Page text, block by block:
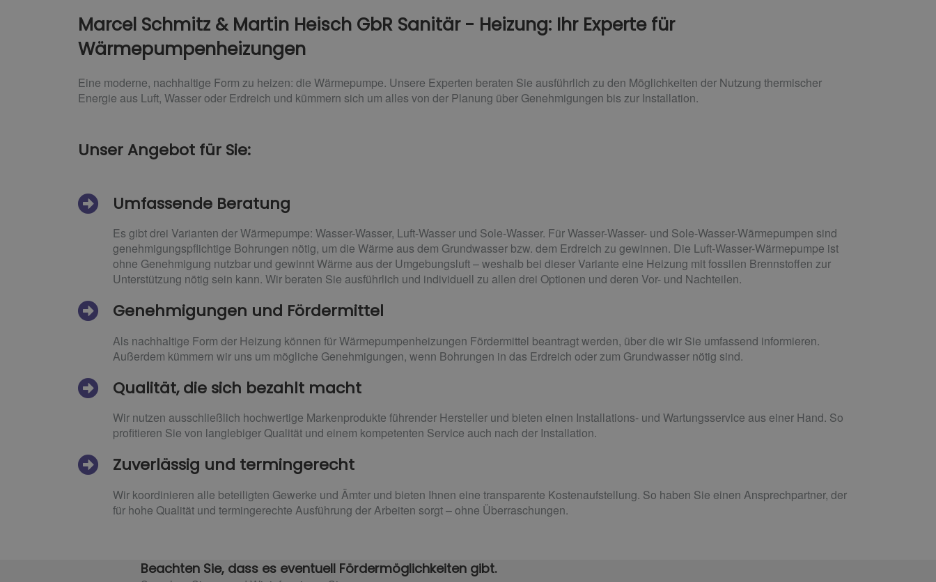
Marcel Schmitz & Martin Heisch GbR Sanitär - Heizung: Ihr Experte für
Wärmepumpenheizungen
Eine moderne, nachhaltige Form zu heizen: die Wärmepumpe. Unsere Experten beraten Sie ausführlich zu den Möglichkeiten der Nutzung thermischer
Energie aus Luft, Wasser oder Erdreich und kümmern sich um alles von der Planung über Genehmigungen bis zur Installation.
Unser Angebot für Sie:
Umfassende Beratung
Es gibt drei Varianten der Wärmepumpe: Wasser-Wasser, Luft-Wasser und Sole-Wasser. Für Wasser-Wasser- und Sole-Wasser-Wärmepumpen sind
genehmigungspflichtige Bohrungen nötig, um die Wärme aus dem Grundwasser bzw. dem Erdreich zu gewinnen. Die Luft-Wasser-Wärmepumpe ist
ohne Genehmigung nutzbar und gewinnt Wärme aus der Umgebungsluft – weshalb bei dieser Variante eine Heizung mit fossilen Brennstoffen zur
Unterstützung nötig sein kann. Wir beraten Sie ausführlich und individuell zu allen drei Optionen und deren Vor- und Nachteilen.
Genehmigungen und Fördermittel
Als nachhaltige Form der Heizung können für Wärmepumpenheizungen Fördermittel beantragt werden, über die wir Sie umfassend informieren.
Außerdem kümmern wir uns um mögliche Genehmigungen, wenn Bohrungen in das Erdreich oder zum Grundwasser nötig sind.
Qualität, die sich bezahlt macht
Wir nutzen ausschließlich hochwertige Markenprodukte führender Hersteller und bieten einen Installations- und Wartungsservice aus einer Hand. So
profitieren Sie von langlebiger Qualität und einem kompetenten Service auch nach der Installation.
Zuverlässig und termingerecht
Wir koordinieren alle beteiligten Gewerke und Ämter und bieten Ihnen eine transparente Kostenaufstellung. So haben Sie einen Ansprechpartner, der
für hohe Qualität und termingerechte Ausführung der Arbeiten sorgt – ohne Überraschungen.
Beachten Sie, dass es eventuell Fördermöglichkeiten gibt.